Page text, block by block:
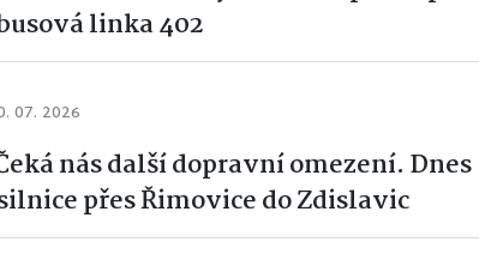
linka 402
07. 2026
nás další dopravní omezení. Dnes
přes Řimovice do Zdislavic